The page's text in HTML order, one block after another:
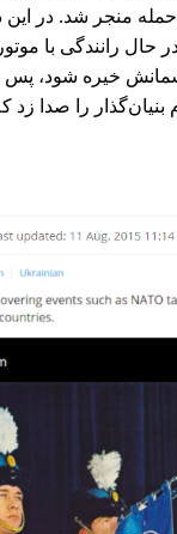
منجر شد. در
رانندگی با
خیره شود، پس
را صدا